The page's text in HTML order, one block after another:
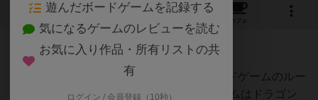
6 1 15
カフェ
297名 0名 0 4年弱前
この動画ではフレイムクラフトというボードゲームのルー
ルと魅力を説明をした動画です。 このゲームはドラゴン
遊んだボードゲームを記録する
気になるゲームのレビューを読む
お気に入り作品・所有リストの共
有
ログイン / 会員登録（10秒）